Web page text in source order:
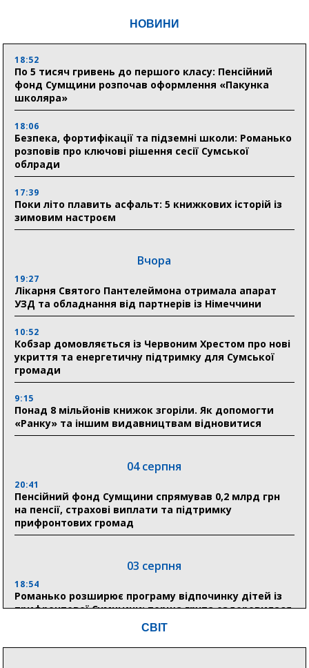
НОВИНИ
18:52
По 5 тисяч гривень до першого класу: Пенсійний
фонд Сумщини розпочав оформлення «Пакунка
школяра»
18:06
Безпека, фортифікації та підземні школи: Романько
розповів про ключові рішення сесії Сумської
облради
17:39
Поки літо плавить асфальт: 5 книжкових історій із
зимовим настроєм
Вчора
19:27
Лікарня Святого Пантелеймона отримала апарат
УЗД та обладнання від партнерів із Німеччини
10:52
Кобзар домовляється із Червоним Хрестом про нові
укриття та енергетичну підтримку для Сумської
громади
9:15
Понад 8 мільйонів книжок згоріли. Як допомогти
«Ранку» та іншим видавництвам відновитися
04 серпня
20:41
Пенсійний фонд Сумщини спрямував 0,2 млрд грн
на пенсії, страхові виплати та підтримку
прифронтових громад
03 серпня
18:54
Романько розширює програму відпочинку дітей із
прифронтової Сумщини: перша група оздоровилася
18:30
СВІТ